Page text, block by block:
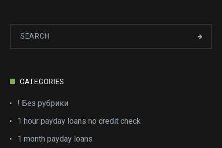
CATEGORIES
! Без рубрики
1 hour payday loans no credit check
1 month payday loans